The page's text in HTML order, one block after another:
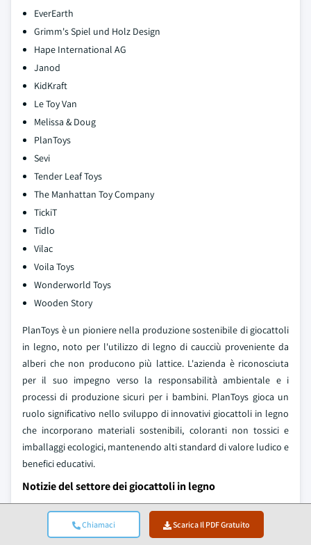
Chiamaci Scarica Il PDF Gratuito
EverEarth
Grimm's Spiel und Holz Design
Hape International AG
Janod
KidKraft
Le Toy Van
Melissa & Doug
PlanToys
Sevi
Tender Leaf Toys
The Manhattan Toy Company
TickiT
Tidlo
Vilac
Voila Toys
Wonderworld Toys
Wooden Story
PlanToys è un pioniere nella produzione sostenibile di giocattoli
in legno, noto per l'utilizzo di legno di caucciù proveniente da
alberi che non producono più lattice. L'azienda è riconosciuta
per il suo impegno verso la responsabilità ambientale e i
processi di produzione sicuri per i bambini. PlanToys gioca un
ruolo significativo nello sviluppo di innovativi giocattoli in legno
che incorporano materiali sostenibili, coloranti non tossici e
imballaggi ecologici, mantenendo alti standard di valore ludico e
benefici educativi.
Notizie del settore dei giocattoli in legno
A marzo 2026, Hape International AG ha annunciato il lancio
di una nuova collezione di giocattoli in legno focalizzati sulle
discipline STEM, progettati per introdurre concetti di